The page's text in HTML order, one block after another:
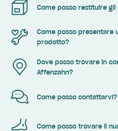
Come posso restituire gli
Come posso presentare
prodotto?
Dove posso trovare in
Affenzahn?
Come posso contattarvi?
Come posso trovare il